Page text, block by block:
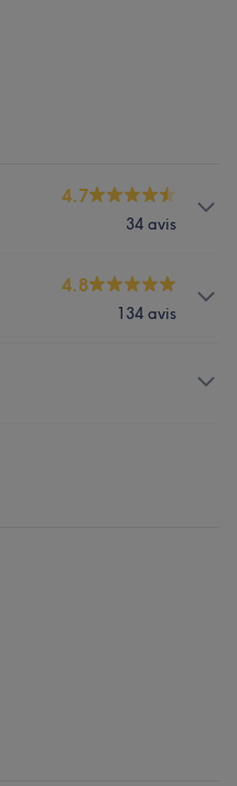
4.7
34 avis
4.8
134 avis